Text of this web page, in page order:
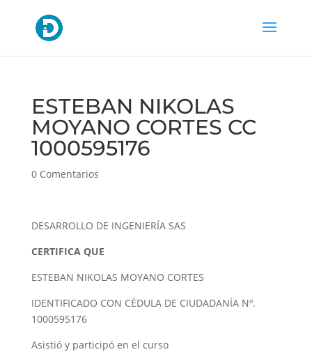
ESTEBAN NIKOLAS
MOYANO CORTES CC
1000595176
0 Comentarios
DESARROLLO DE INGENIERÍA SAS
CERTIFICA QUE
ESTEBAN NIKOLAS MOYANO CORTES
IDENTIFICADO CON CÉDULA DE CIUDADANÍA Nº.
1000595176
Asistió y participó en el curso